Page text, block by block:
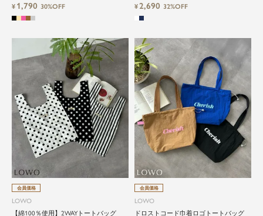
¥ 1,790 30%OFF ¥2,690 32%OFF
会員価格
LOWO
【綿100％使用】2WAYトートバッグ
会員価格
LOWO
ドロストコード巾着ロゴトートバッグ